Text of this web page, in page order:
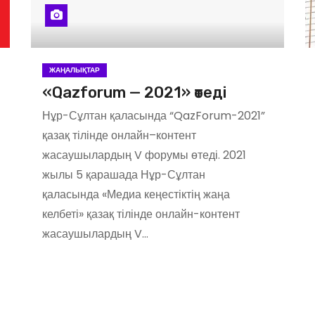
ЖАҢАЛЫҚТАР
«Qazforum — 2021» өтеді
Нұр-Сұлтан қаласында “QazForum-2021”
қазақ тілінде онлайн–контент
жасаушылардың V форумы өтеді. 2021
жылы 5 қарашада Нұр-Сұлтан
қаласында «Медиа кеңестіктің жаңа
келбеті» қазақ тілінде онлайн-контент
жасаушылардың V…